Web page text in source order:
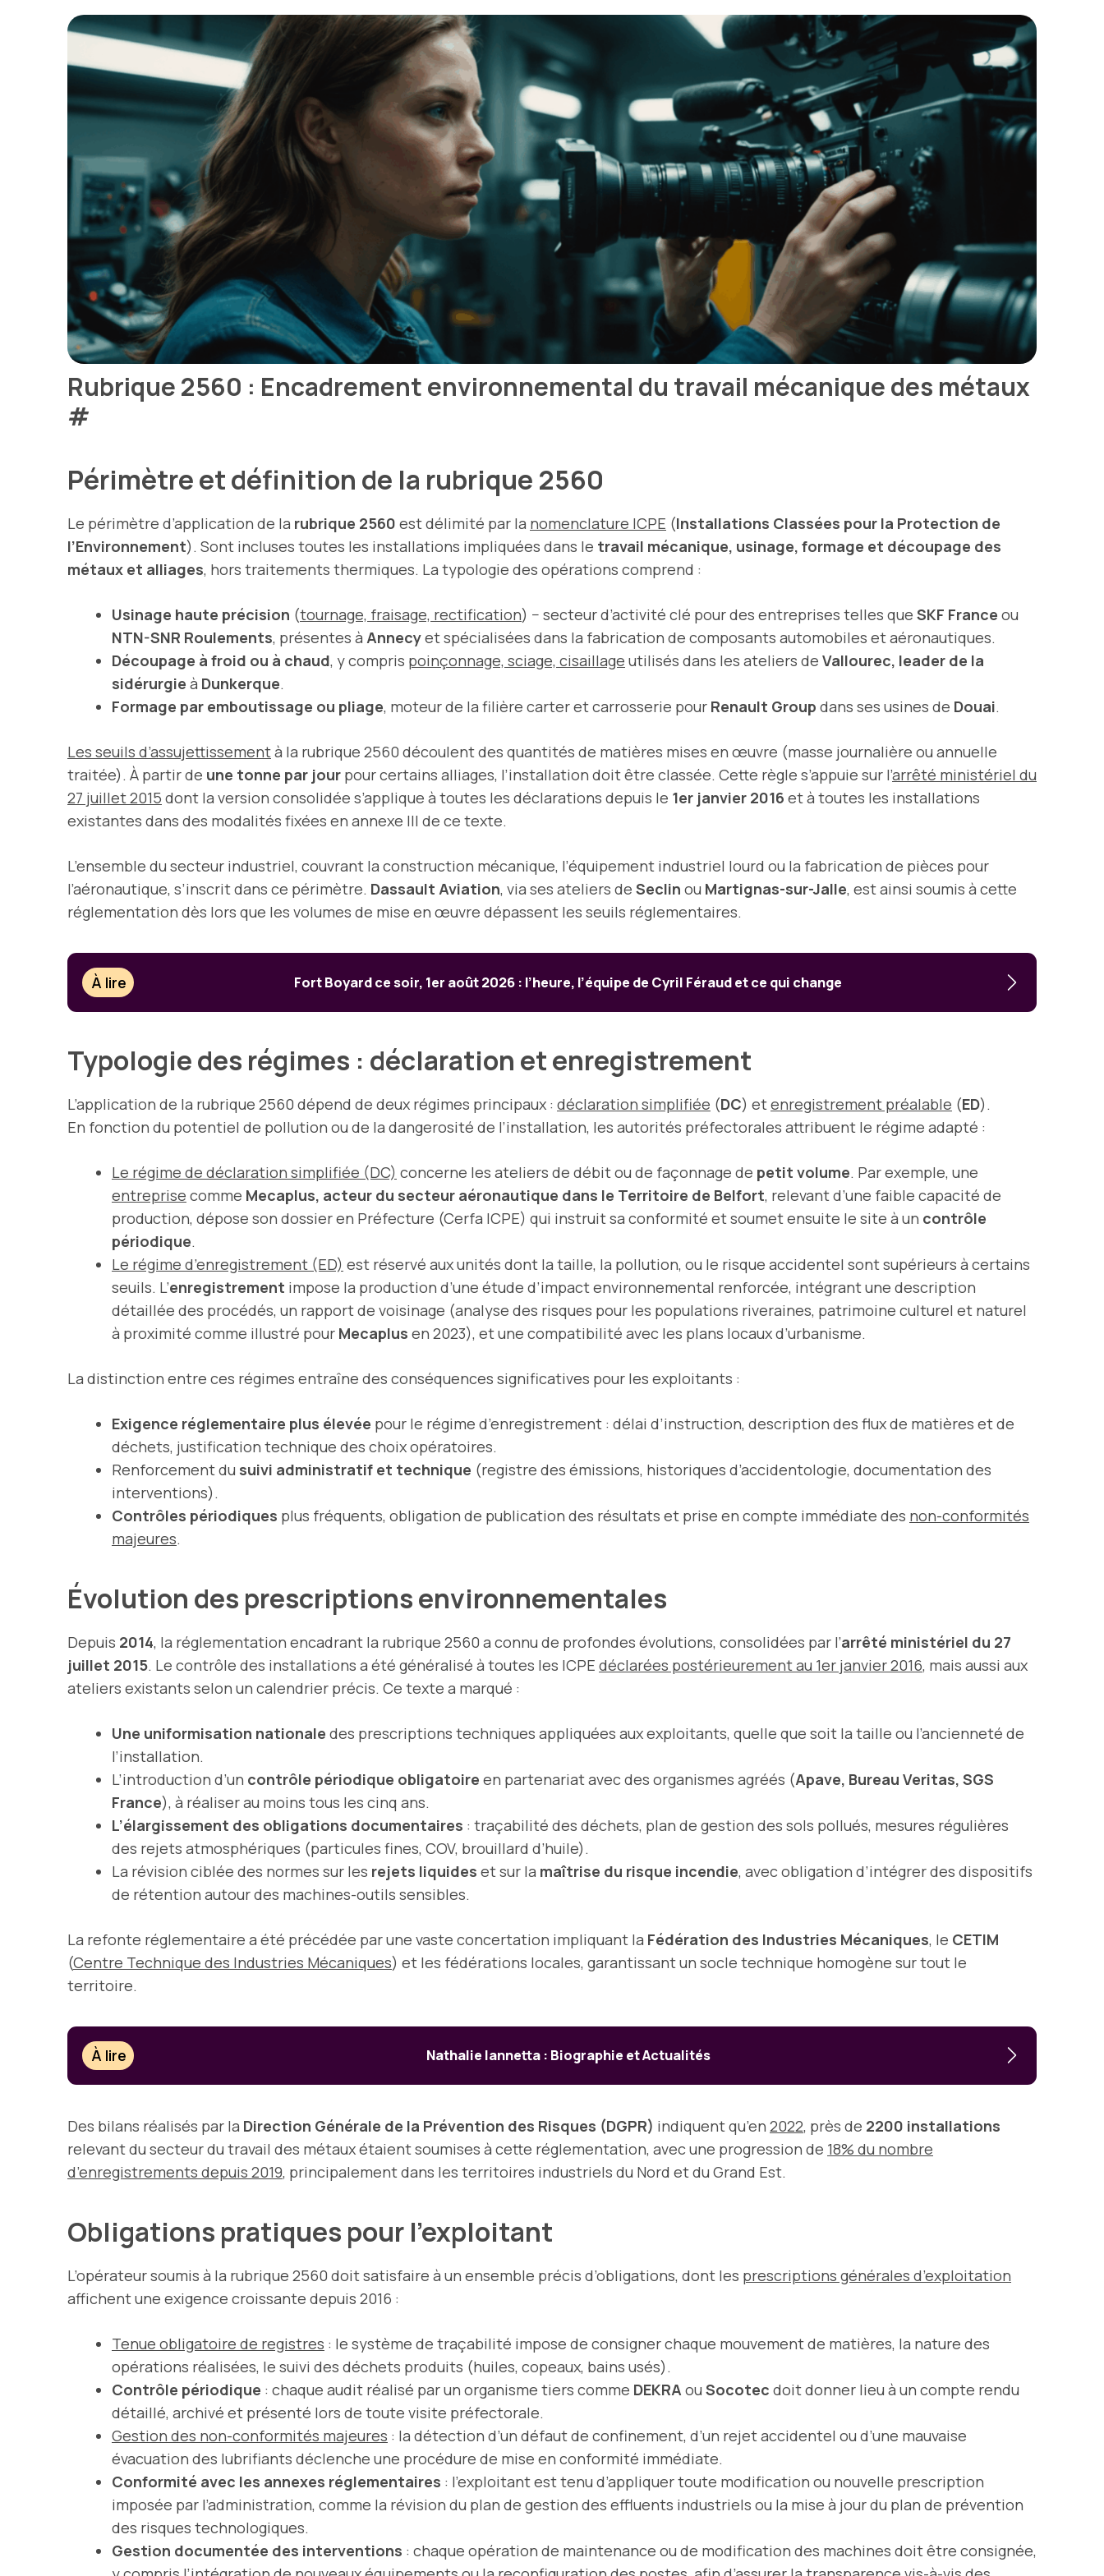
Rubrique 2560 : Encadrement environnemental du travail mécanique des métaux
#
Périmètre et définition de la rubrique 2560
Le périmètre d’application de la rubrique 2560 est délimité par la nomenclature ICPE (Installations Classées pour la Protection de
l’Environnement). Sont incluses toutes les installations impliquées dans le travail mécanique, usinage, formage et découpage des
métaux et alliages, hors traitements thermiques. La typologie des opérations comprend :
Usinage haute précision (tournage, fraisage, rectification) − secteur d’activité clé pour des entreprises telles que SKF France ou
NTN-SNR Roulements, présentes à Annecyet spécialisées dans la fabrication de composants automobiles et aéronautiques.
Découpage à froid ou à chaud, y compris poinçonnage, sciage, cisaillage utilisés dans les ateliers de Vallourec, leader de la
sidérurgie à Dunkerque.
Formage par emboutissage ou pliage, moteur de la filière carter et carrosserie pour Renault Group dans ses usines de Douai.
Les seuils d’assujettissementà la rubrique 2560 découlent des quantités de matières mises en œuvre (masse journalière ou annuelle
traitée). À partir de une tonne par jour pour certains alliages, l’installation doit être classée. Cette règle s’appuie sur l’arrêté ministériel du
27 juillet 2015 dont la version consolidée s’applique à toutes les déclarations depuis le 1er janvier 2016 et à toutes les installations
existantes dans des modalités fixées en annexe III de ce texte.
L’ensemble du secteur industriel, couvrant la construction mécanique, l’équipement industriel lourd ou la fabrication de pièces pour
l’aéronautique, s’inscrit dans ce périmètre. Dassault Aviation, via ses ateliers de Seclin ou Martignas-sur-Jalle, est ainsi soumis à cette
réglementation dès lors que les volumes de mise en œuvre dépassent les seuils réglementaires.
À lire Fort Boyard ce soir, 1er août 2026 : l’heure, l’équipe de Cyril Féraud et ce qui change
Typologie des régimes : déclaration et enregistrement
L’application de la rubrique 2560 dépend de deux régimes principaux : déclaration simplifiée (DC) etenregistrement préalable (ED).
En fonction du potentiel de pollution ou de la dangerosité de l’installation, les autorités préfectorales attribuent le régime adapté :
Le régime de déclaration simplifiée (DC) concerne les ateliers de débit ou de façonnage de petit volume. Par exemple, une
entreprise comme Mecaplus, acteur du secteur aéronautique dans le Territoire de Belfort, relevant d’une faible capacité de
production, dépose son dossier en Préfecture (Cerfa ICPE) qui instruit sa conformité et soumet ensuite le site à un contrôle
périodique.
Le régime d’enregistrement (ED) est réservé aux unités dont la taille, la pollution, ou le risque accidentel sont supérieurs à certains
seuils. L’enregistrement impose la production d’une étude d’impact environnemental renforcée, intégrant une description
détaillée des procédés, un rapport de voisinage (analyse des risques pour les populations riveraines, patrimoine culturel et naturel
à proximité comme illustré pour Mecaplus en 2023), et une compatibilité avec les plans locaux d’urbanisme.
La distinction entre ces régimes entraîne des conséquences significatives pour les exploitants :
Exigence réglementaire plus élevée pour le régime d’enregistrement : délai d’instruction, description des flux de matières et de
déchets, justification technique des choix opératoires.
Renforcement du suivi administratif et technique (registre des émissions, historiques d’accidentologie, documentation des
interventions).
Contrôles périodiques plus fréquents, obligation de publication des résultats et prise en compte immédiate des non-conformités
majeures.
Évolution des prescriptions environnementales
Depuis 2014, la réglementation encadrant la rubrique 2560 a connu de profondes évolutions, consolidées par l’arrêté ministériel du 27
juillet 2015. Le contrôle des installations a été généralisé à toutes les ICPE déclarées postérieurement au 1er janvier 2016, mais aussi aux
ateliers existants selon un calendrier précis. Ce texte a marqué :
Une uniformisation nationale des prescriptions techniques appliquées aux exploitants, quelle que soit la taille ou l’ancienneté de
l’installation.
L’introduction d’un contrôle périodique obligatoire en partenariat avec des organismes agréés (Apave, Bureau Veritas, SGS
France), à réaliser au moins tous les cinq ans.
L’élargissement des obligations documentaires : traçabilité des déchets, plan de gestion des sols pollués, mesures régulières
des rejets atmosphériques (particules fines, COV, brouillard d’huile).
La révision ciblée des normes sur les rejets liquides et sur la maîtrise du risque incendie, avec obligation d’intégrer des dispositifs
de rétention autour des machines-outils sensibles.
La refonte réglementaire a été précédée par une vaste concertation impliquant la Fédération des Industries Mécaniques, le CETIM
(Centre Technique des Industries Mécaniques) et les fédérations locales, garantissant un socle technique homogène sur tout le
territoire.
À lire Nathalie Iannetta : Biographie et Actualités
Des bilans réalisés par la Direction Générale de la Prévention des Risques (DGPR) indiquent qu’en 2022, près de 2200 installations
relevant du secteur du travail des métaux étaient soumises à cette réglementation, avec une progression de 18% du nombre
d’enregistrements depuis 2019, principalement dans les territoires industriels du Nord et du Grand Est.
Obligations pratiques pour l’exploitant
L’opérateur soumis à la rubrique 2560 doit satisfaire à un ensemble précis d’obligations, dont les prescriptions générales d’exploitation
affichent une exigence croissante depuis 2016 :
Tenue obligatoire de registres : le système de traçabilité impose de consigner chaque mouvement de matières, la nature des
opérations réalisées, le suivi des déchets produits (huiles, copeaux, bains usés).
Contrôle périodique : chaque audit réalisé par un organisme tiers comme DEKRA ou Socotec doit donner lieu à un compte rendu
détaillé, archivé et présenté lors de toute visite préfectorale.
Gestion des non-conformités majeures : la détection d’un défaut de confinement, d’un rejet accidentel ou d’une mauvaise
évacuation des lubrifiants déclenche une procédure de mise en conformité immédiate.
Conformité avec les annexes réglementaires : l’exploitant est tenu d’appliquer toute modification ou nouvelle prescription
imposée par l’administration, comme la révision du plan de gestion des effluents industriels ou la mise à jour du plan de prévention
des risques technologiques.
Gestion documentée des interventions : chaque opération de maintenance ou de modification des machines doit être consignée,